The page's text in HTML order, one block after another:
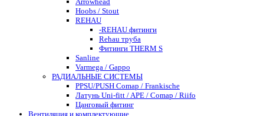
Hoobs / Stout
REHAU
-REHAU фитинги
Rehau труба
Фитинги THERM S
Sanline
Varmega / Gappo
РАДИАЛЬНЫЕ СИСТЕМЫ
PPSU/PUSH Comap / Frankische
Латунь Uni-fitt / APE / Comap / Riifo
Цанговый фитинг
Вентиляция и комплектующие